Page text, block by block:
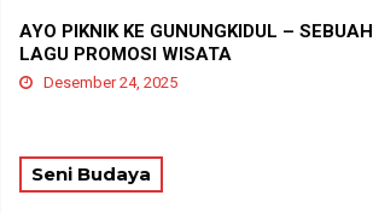
AYO PIKNIK KE GUNUNGKIDUL – SEBUAH
LAGU PROMOSI WISATA
Desember 24, 2025
Seni Budaya